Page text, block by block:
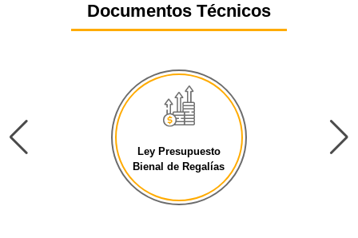
Documentos Técnicos
Ley Presupuesto
Bienal de Regalías